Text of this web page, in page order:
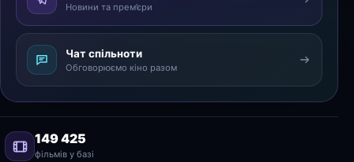
Новини та прем’єри
Чат спільноти
Обговорюємо кіно разом
149 425
фільмів у базі